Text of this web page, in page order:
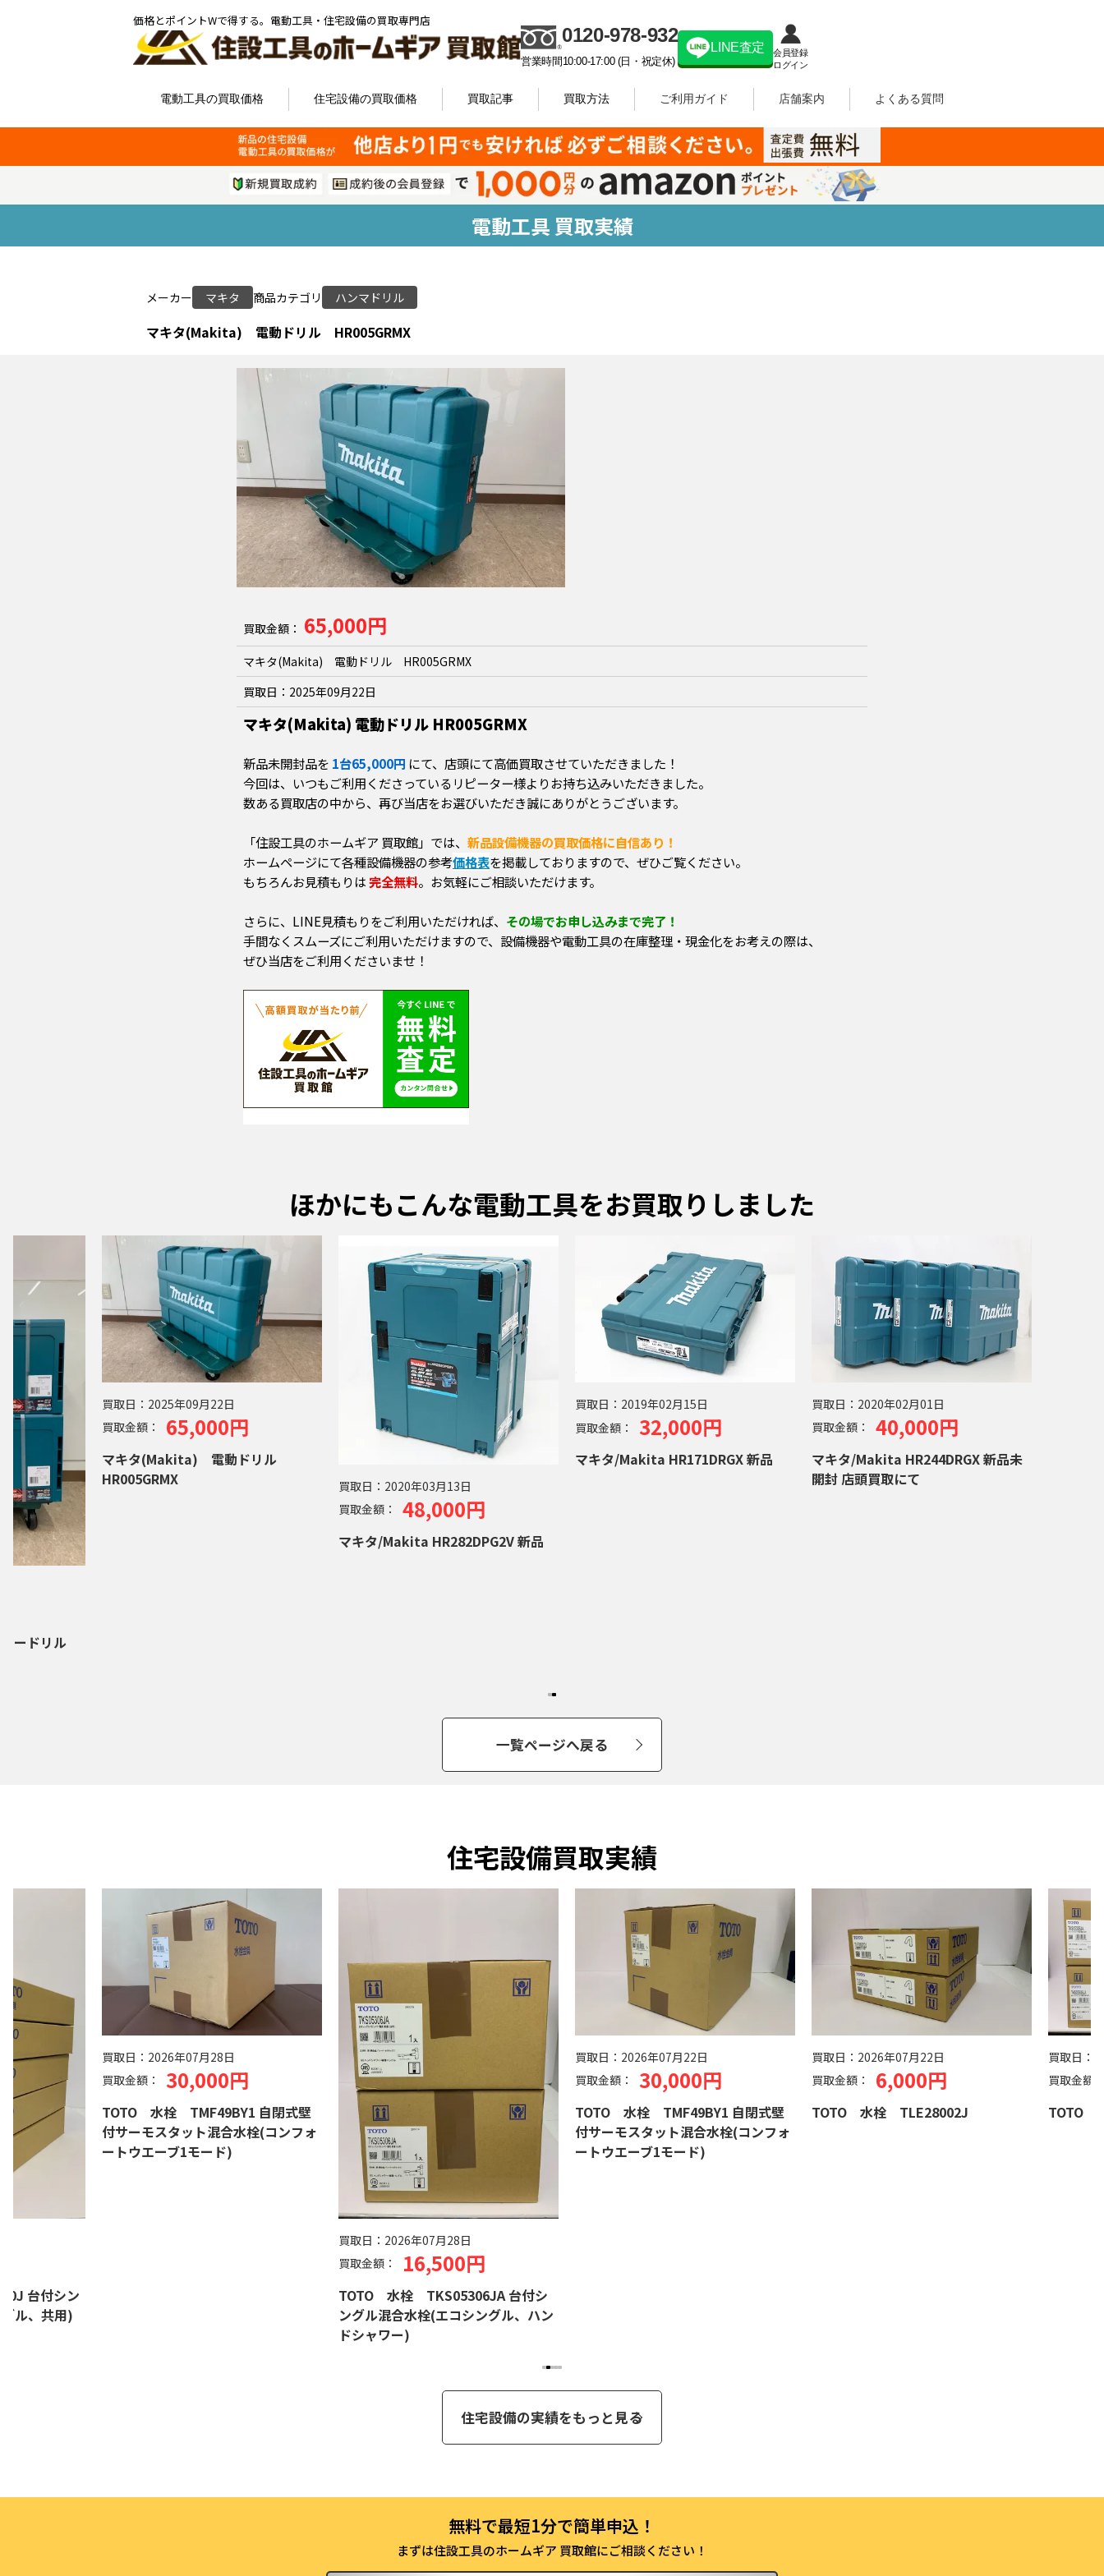
価格とポイントWで得する。電動工具・住宅設備の買取専門店
0120-978-932
営業時間10:00-17:00 (日・祝定休)
LINE査定
会員登録
ログイン
電動工具の買取価格 住宅設備の買取価格 買取記事 買取方法 ご利用ガイド 店舗案内 よくある質問
電動工具 買取実績
メーカー マキタ 商品カテゴリ ハンマドリル
マキタ(Makita) 電動ドリル HR005GRMX
買取金額： 65,000円
マキタ(Makita) 電動ドリル HR005GRMX
買取日： 2025年09月22日
マキタ(Makita) 電動ドリル HR005GRMX
新品未開封品を 1台65,000円 にて、店頭にて高価買取させていただきました！
今回は、いつもご利用くださっているリピーター様よりお持ち込みいただきました。
数ある買取店の中から、再び当店をお選びいただき誠にありがとうございます。
「住設工具のホームギア 買取館」では、 新品設備機器の買取価格に自信あり！
ホームページにて各種設備機器の参考価格表を掲載しておりますので、ぜひご覧ください。
もちろんお見積もりは完全無料。お気軽にご相談いただけます。
さらに、LINE見積もりをご利用いただければ、 その場でお申し込みまで完了！
手間なくスムーズにご利用いただけますので、設備機器や電動工具の在庫整理・現金化をお考えの際は、
ぜひ当店をご利用くださいませ！
ほかにもこんな電動工具をお買取りしました
ードリル
買取日： 2025年09月22日
買取金額：
65,000円
マキタ(Makita) 電動ドリル
HR005GRMX
買取日： 2020年03月13日
買取金額：
48,000円
マキタ/Makita HR282DPG2V 新品
買取日： 2019年02月15日
買取金額：
32,000円
マキタ/Makita HR171DRGX 新品
買取日： 2020年02月01日
買取金額：
40,000円
マキタ/Makita HR244DRGX 新品未
開封 店頭買取にて
一覧ページへ戻る
住宅設備買取実績
台付シン
ル、共用)
買取日： 2026年07月28日
買取金額：
30,000円
TOTO 水栓 TMF49BY1 自閉式壁
付サーモスタット混合水栓(コンフォ
ートウエーブ1モード)
買取日： 2026年07月28日
買取金額：
16,500円
TOTO 水栓 TKS05306JA 台付シ
ングル混合水栓(エコシングル、ハン
ドシャワー)
買取日： 2026年07月22日
買取金額：
30,000円
TOTO 水栓 TMF49BY1 自閉式壁
付サーモスタット混合水栓(コンフォ
ートウエーブ1モード)
買取日： 2026年07月22日
買取金額：
6,000円
TOTO 水栓 TLE28002J
買取日：
買取金額
TOTO
住宅設備の実績をもっと見る
まずは住設工具のホームギア 買取館にご相談ください！